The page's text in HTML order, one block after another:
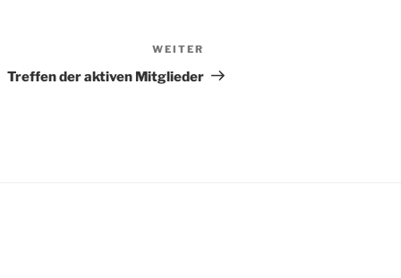
Beitrag
WEITER
Treffen der aktiven Mitglieder